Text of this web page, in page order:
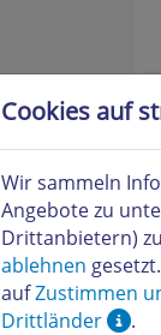
Cookies auf
Wir sammeln
Angebote zu
Drittanbietern)
ablehnen
aufZustimmen
Drittländer
.